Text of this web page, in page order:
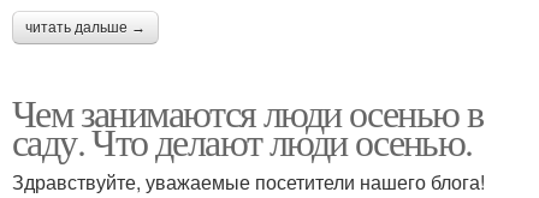
читать дальше →
Чем занимаются люди осенью в
саду. Что делают люди осенью.
Здравствуйте, уважаемые посетители нашего блога!